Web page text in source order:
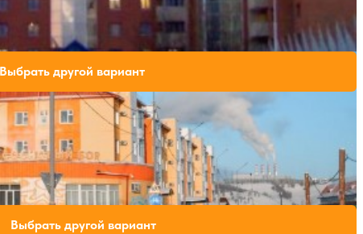
Сосновый бор
Открытый бассейн
свободных мест на выбранные даты
Выбрать другой вариант
свободных мест на выбранные даты
Выбрать другой вариант